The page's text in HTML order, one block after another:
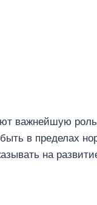
важнейшую
в пределах
на